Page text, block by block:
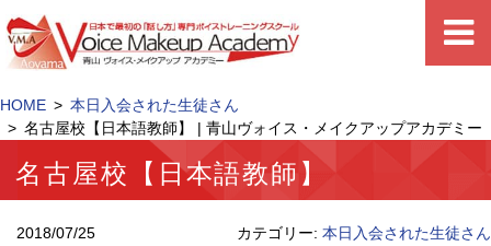
HOME
本日入会された生徒さん
名古屋校【日本語教師】 | 青山ヴォイス・メイクアップアカデミー
名古屋校【日本語教師】
2018/07/25 カテゴリー: 本日入会された生徒さん